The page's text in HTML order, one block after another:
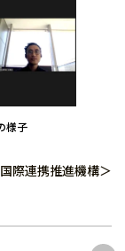
様子
際連携推進機構＞